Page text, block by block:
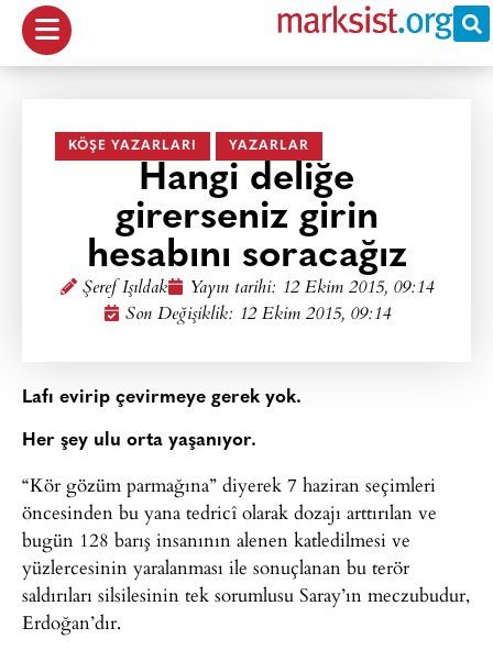
KÖŞE YAZARLARI YAZARLAR
Hangi deliğe
girerseniz girin
hesabını soracağız
Şeref Işıldak Yayın tarihi: 12 Ekim 2015, 09:14
Son Değişiklik: 12 Ekim 2015, 09:14
Lafı evirip çevirmeye gerek yok.
Her şey ulu orta yaşanıyor.
“Kör gözüm parmağına” diyerek 7 haziran seçimleri
öncesinden bu yana tedricî olarak dozajı arttırılan ve
bugün 128 barış insanının alenen katledilmesi ve
yüzlercesinin yaralanması ile sonuçlanan bu terör
saldırıları silsilesinin tek sorumlusu Saray’ın meczubudur,
Erdoğan’dır.